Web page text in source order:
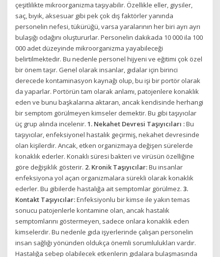
çeşitlilikte mikroorganizma taşıyabilir. Özellikle eller, giysiler,
saç, bıyık, aksesuar gibi pek çok dış faktörler yanında
personelin nefesi, tükürüğü, varsa yaralarının her biri ayrı ayrı
bulaşığı odağını oluştururlar. Personelin dakikada 10 000 ila 100
000 adet düzeyinde mikroorganizma yayabileceği
belirtilmektedir. Bu nedenle personel hijyeni ve eğitimi çok özel
bir önem taşır. Genel olarak insanlar, gıdalar için birinci
derecede kontaminasyon kaynağı olup, bu işi bir portör olarak
da yaparlar. Portörün tam olarak anlamı, patojenlere konaklık
eden ve bunu başkalarına aktaran, ancak kendisinde herhangi
bir semptom görülmeyen kimseler demektir. Bu gibi taşıyıcılar
üç grup alında incelenir.1. Nekahet Devresi Taşıyıcıları :Bu
taşıyıcılar, enfeksiyonel hastalık geçirmiş, nekahet devresinde
olan kişilerdir. Ancak, etken organizmaya değişen sürelerde
konaklık ederler. Konaklı süresi bakteri ve virüsün özelliğine
göre değişiklik gösterir. 2. Kronik Taşıyıcılar:Bu insanlar
enfeksiyona yol açan organizmalara sürekli olarak konaklık
ederler. Bu gibilerde hastalığa ait semptomlar görülmez.3.
Kontakt Taşıyıcılar:Enfeksiyonlu bir kimse ile yakın temas
sonucu patojenlerle kontamine olan, ancak hastalık
semptomlarını göstermeyen, sadece onlara konaklık eden
kimselerdir. Bu nedenle gıda işyerlerinde çalışan personelin
insan sağlığı yönünden oldukça önemli sorumlulukları vardır.
Hastalığa sebep olabilecek etkenlerin gıdalara bulaşmasında